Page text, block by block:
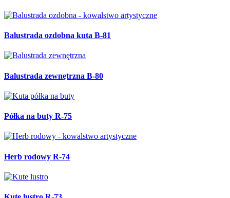
Balustrada ozdobna kuta B-81
Balustrada zewnętrzna B-80
Półka na buty R-75
Herb rodowy R-74